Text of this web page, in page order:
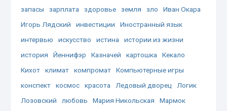
запасы
зарплата здоровье земля зло
Иван Окара
Игорь Лядский
инвестиции
Иностранный язык
интервью
искусство истина
истории из жизни
история
Йеннифэр Казначей картошка
Кекало
Кихот
климат компромат
Компьютерные игры
конспект
космос красота Ледовый дворец
Логик
Лозовский
любовь Мария Никольская
Мармок